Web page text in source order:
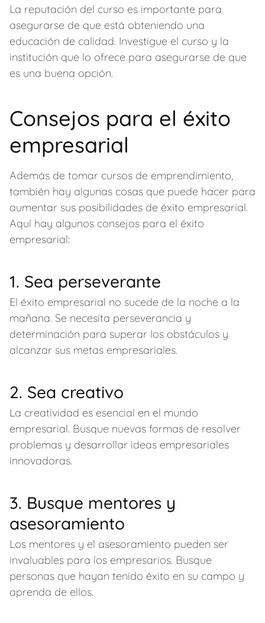
La reputación del curso es importante para
asegurarse de que está obteniendo una
educación de calidad. Investigue el curso y la
institución que lo ofrece para asegurarse de que
es una buena opción.
Consejos para el éxito
empresarial
Además de tomar cursos de emprendimiento,
también hay algunas cosas que puede hacer para
aumentar sus posibilidades de éxito empresarial.
Aquí hay algunos consejos para el éxito
empresarial:
1. Sea perseverante
El éxito empresarial no sucede de la noche a la
mañana. Se necesita perseverancia y
determinación para superar los obstáculos y
alcanzar sus metas empresariales.
2. Sea creativo
La creatividad es esencial en el mundo
empresarial. Busque nuevas formas de resolver
problemas y desarrollar ideas empresariales
innovadoras.
3. Busque mentores y
asesoramiento
Los mentores y el asesoramiento pueden ser
invaluables para los empresarios. Busque
personas que hayan tenido éxito en su campo y
aprenda de ellos.